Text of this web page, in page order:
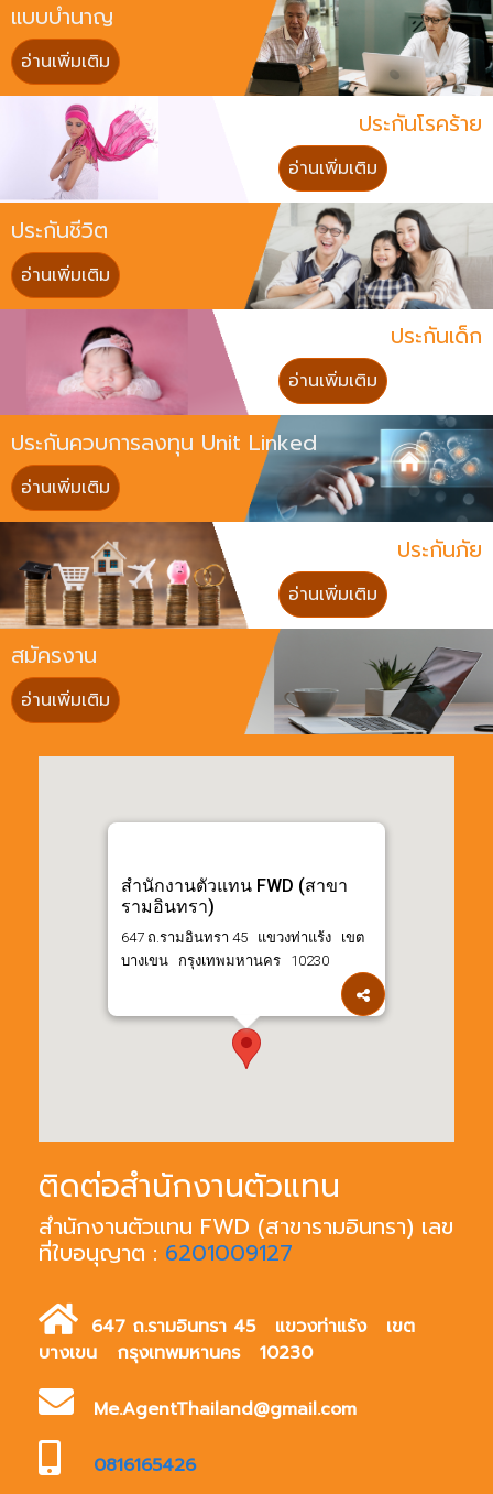
แบบบำนาญ
อ่านเพิ่มเติม
ประกันโรคร้าย
อ่านเพิ่มเติม
ประกันชีวิต
อ่านเพิ่มเติม
ประกันเด็ก
อ่านเพิ่มเติม
ประกันควบการลงทุน Unit Linked
อ่านเพิ่มเติม
ประกันภัย
อ่านเพิ่มเติม
สมัครงาน
อ่านเพิ่มเติม
สำนักงานตัวแทน FWD (สาขา
รามอินทรา)
647 ถ.รามอินทรา 45 แขวงท่าแร้ง เขต
บางเขน กรุงเทพมหานคร 10230
ติดต่อสำนักงานตัวแทน
สำนักงานตัวแทน FWD (สาขารามอินทรา) เลข
ที่ใบอนุญาต : 6201009127
647 ถ.รามอินทรา 45 แขวงท่าแร้ง เขต
บางเขน กรุงเทพมหานคร 10230
Me.AgentThailand@gmail.com
0816165426